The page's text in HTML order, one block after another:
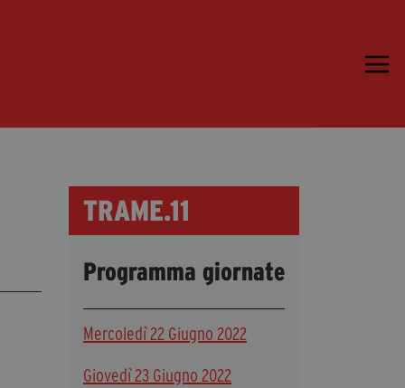
Ospiti
Media & Press
Accrediti Stampa
Cartella Stampa
Rassegna Stampa
TRAME.11
Programma giornate
Mercoledì 22 Giugno 2022
Giovedì 23 Giugno 2022